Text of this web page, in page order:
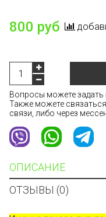
800 руб
Вопросы можете задать
Также можете
связи, либо через
ОПИСАНИЕ
ОТЗЫВЫ (0)